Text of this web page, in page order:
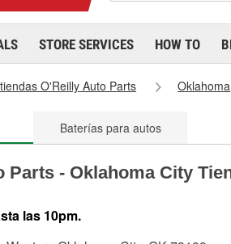
STORE SERVICES HOW TO
O'Reilly Auto Parts Oklahoma
Baterías para autos
Parts - Oklahoma City
las 10pm.